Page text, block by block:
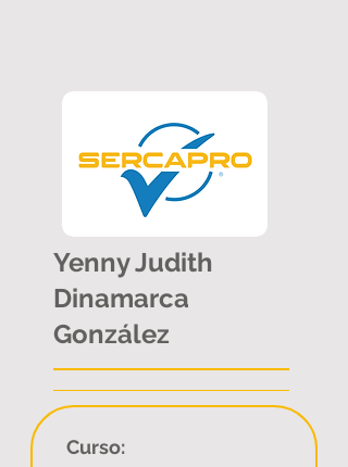
Yenny Judith
Dinamarca
González
Curso: